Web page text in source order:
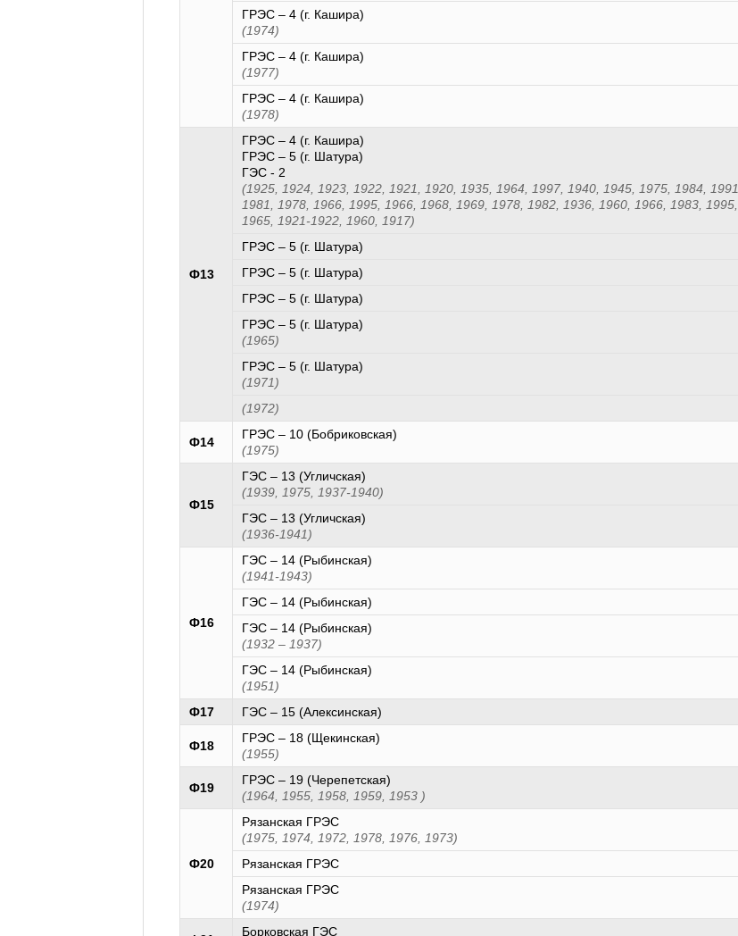
ГРЭС – 4 (г. Кашира)
(1974)
ГРЭС – 4 (г. Кашира)
(1977)
ГРЭС – 4 (г. Кашира)
(1978)
Ф13
ГРЭС – 4 (г. Кашира)
ГРЭС – 5 (г. Шатура)
ГЭС - 2
(1925, 1924, 1923, 1922, 1921, 1920, 1935, 1964, 1997, 1940, 1945, 1975, 1984, 1991,
1981, 1978, 1966, 1995, 1966, 1968, 1969, 1978, 1982, 1936, 1960, 1966, 1983, 1995,
1965, 1921-1922, 1960, 1917)
ГРЭС – 5 (г. Шатура)
ГРЭС – 5 (г. Шатура)
ГРЭС – 5 (г. Шатура)
ГРЭС – 5 (г. Шатура)
(1965)
ГРЭС – 5 (г. Шатура)
(1971)
(1972)
Ф14
ГРЭС – 10 (Бобриковская)
(1975)
Ф15
ГЭС – 13 (Угличская)
(1939, 1975, 1937-1940)
ГЭС – 13 (Угличская)
(1936-1941)
Ф16
ГЭС – 14 (Рыбинская)
(1941-1943)
ГЭС – 14 (Рыбинская)
ГЭС – 14 (Рыбинская)
(1932 – 1937)
ГЭС – 14 (Рыбинская)
(1951)
Ф17 ГЭС – 15 (Алексинская)
Ф18
ГРЭС – 18 (Щекинская)
(1955)
Ф19
ГРЭС – 19 (Черепетская)
(1964, 1955, 1958, 1959, 1953 )
Ф20
Рязанская ГРЭС
(1975, 1974, 1972, 1978, 1976, 1973)
Рязанская ГРЭС
Рязанская ГРЭС
(1974)
Борковская ГЭС